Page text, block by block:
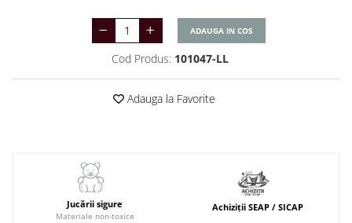
ADAUGA IN COS
Cod Produs: 101047-LL
Adauga la Favorite
Jucării sigure
Materiale non-toxice
Achiziții SEAP / SICAP